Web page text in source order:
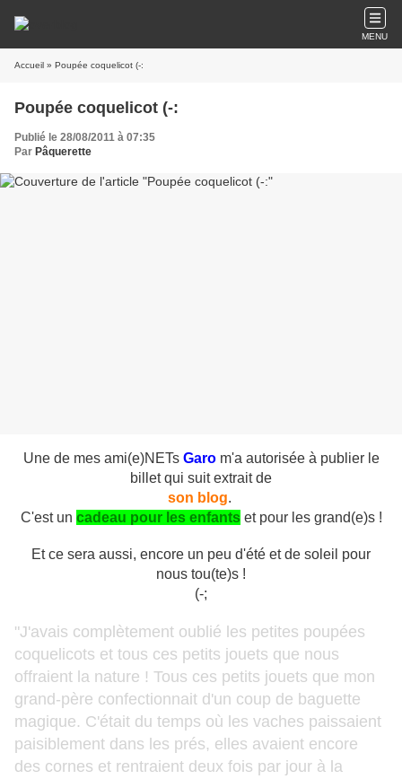
MENU
Accueil » Poupée coquelicot (-:
Poupée coquelicot (-:
Publié le 28/08/2011 à 07:35
Par Pâquerette
Une de mes ami(e)NETs Garom'a autorisée à publier le
billet qui suit extrait de
son blog.
C'est un cadeau pour les enfantset pour les grand(e)s !
Et ce sera aussi, encore un peu d'été et de soleil pour
nous tou(te)s !
(-;
"J'avais complètement oublié les petites poupées
coquelicots et tous ces petits jouets que nous
offraient la nature ! Tous ces petits jouets que mon
grand-père confectionnait d'un coup de baguette
magique. C'était du temps où les vaches paissaient
paisiblement dans les prés, elles avaient encore
des cornes et rentraient deux fois par jour à la